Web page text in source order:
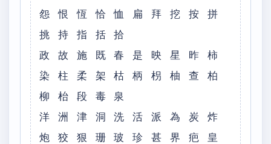
怨 恨 恆 恰 恤 扁 拜 挖 按 拼
挑 持 指 括 拾
政 故 施 既 春 是 映 星 昨 柿
染 柱 柔 架 枯 柄 枴 柚 查 柏
柳 枱 段 毒 泉
洋 洲 津 洞 洗 活 派 為 炭 炸
炮 狡 狠 珊 玻 珍 甚 界 疤 皇